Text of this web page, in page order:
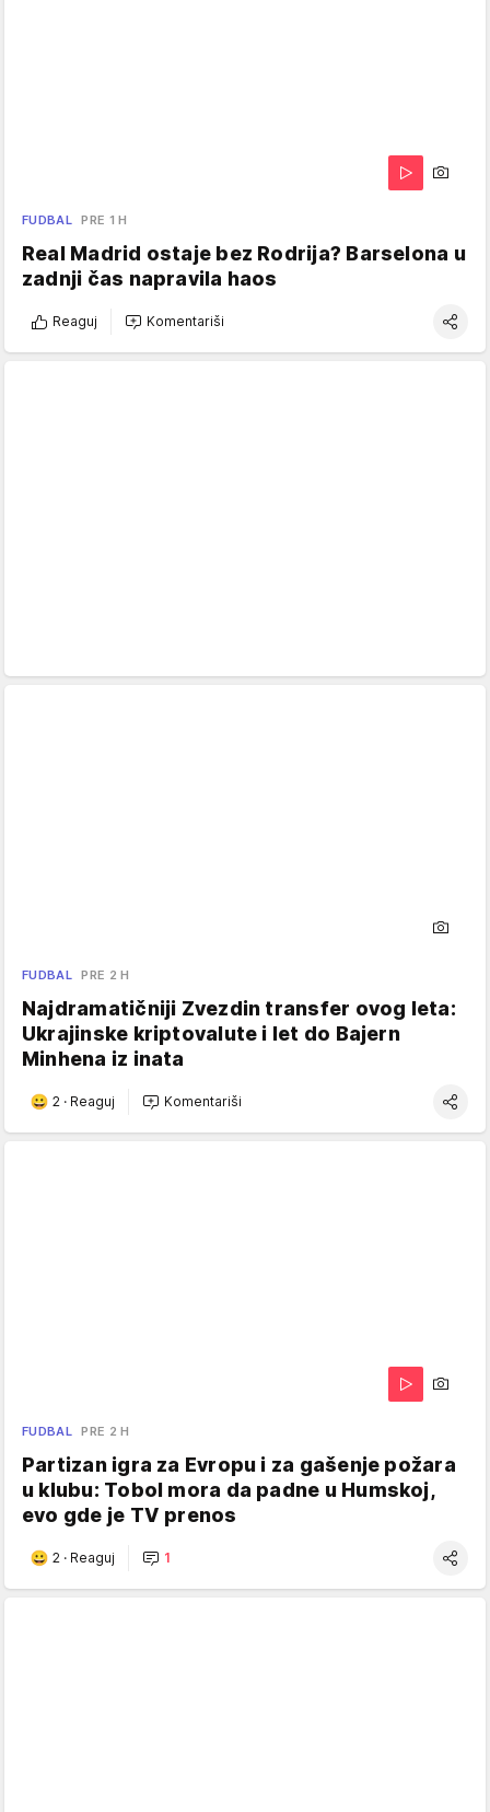
FUDBAL PRE 1 H
Real Madrid ostaje bez Rodrija? Barselona u
zadnji čas napravila haos
Reaguj Komentariši
FUDBAL PRE 2 H
Najdramatičniji Zvezdin transfer ovog leta:
Ukrajinske kriptovalute i let do Bajern
Minhena iz inata
2 · Reaguj Komentariši
FUDBAL PRE 2 H
Partizan igra za Evropu i za gašenje požara
u klubu: Tobol mora da padne u Humskoj,
evo gde je TV prenos
2 · Reaguj 1